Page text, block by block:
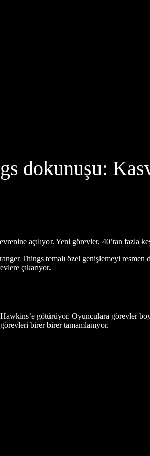
dokunuşu:
açılıyor. Yeni görevler, 40’tan fazla
Things temalı özel genişlemeyi
çıkarıyor.
götürüyor. Oyunculara görevler
birer birer tamamlanıyor.